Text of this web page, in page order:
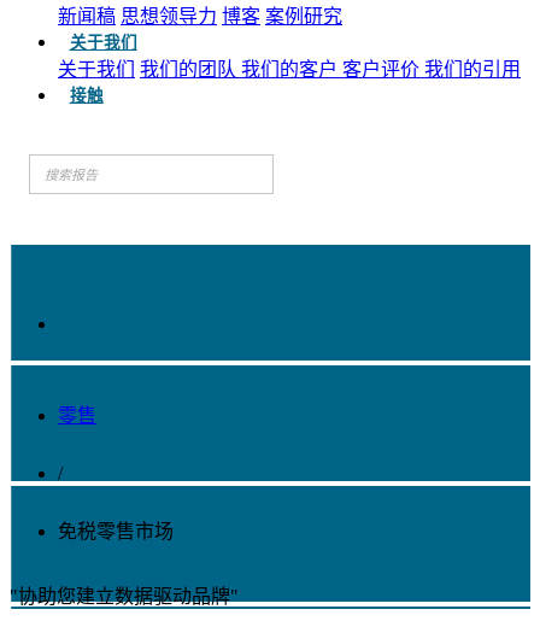
新闻稿 思想领导力 博客 案例研究
关于我们
关于我们 我们的团队 我们的客户 客户评价 我们的引用
接触
零售
/
免税零售市场
"协助您建立数据驱动品牌"